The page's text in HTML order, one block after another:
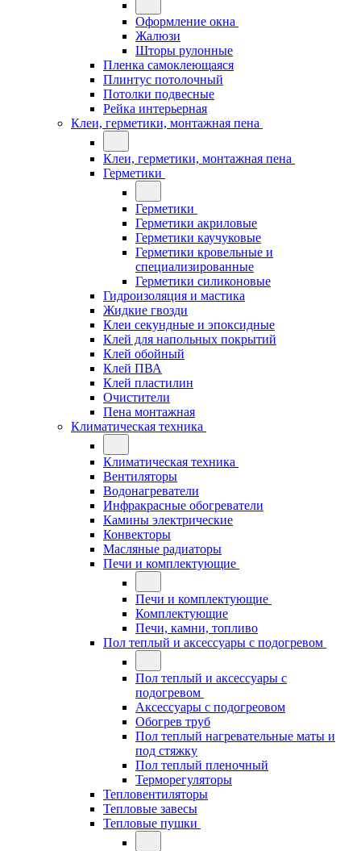
Оформление окна
Жалюзи
Шторы рулонные
Пленка самоклеющаяся
Плинтус потолочный
Потолки подвесные
Рейка интерьерная
Клеи, герметики, монтажная пена
Клеи, герметики, монтажная пена
Герметики
Герметики
Герметики акриловые
Герметики каучуковые
Герметики кровельные и
специализированные
Герметики силиконовые
Гидроизоляция и мастика
Жидкие гвозди
Клеи секундные и эпоксидные
Клей для напольных покрытий
Клей обойный
Клей ПВА
Клей пластилин
Очистители
Пена монтажная
Климатическая техника
Климатическая техника
Вентиляторы
Водонагреватели
Инфракрасные обогреватели
Камины электрические
Конвекторы
Масляные радиаторы
Печи и комплектующие
Печи и комплектующие
Комплектующие
Печи, камни, топливо
Пол теплый и аксессуары с подогревом
Пол теплый и аксессуары с
подогревом
Аксессуары с подогреовом
Обогрев труб
Пол теплый нагревательные маты и
под стяжку
Пол теплый пленочный
Терморегуляторы
Тепловентиляторы
Тепловые завесы
Тепловые пушки